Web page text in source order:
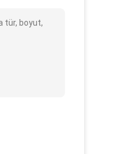
tür, boyut,